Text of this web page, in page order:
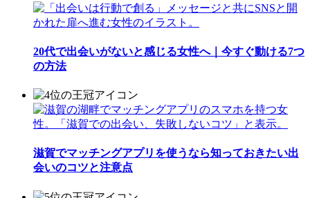
20代で出会いがないと感じる女性へ｜今すぐ動ける7つ
の方法
滋賀でマッチングアプリを使うなら知っておきたい出
会いのコツと注意点